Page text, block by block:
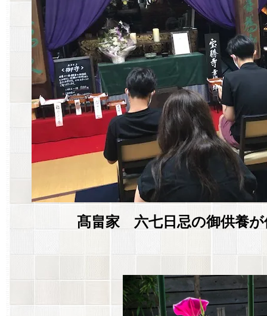
髙畠家 六七日忌の御供養が